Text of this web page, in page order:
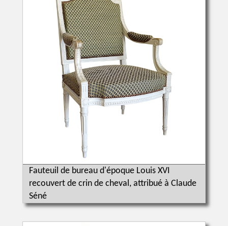
Fauteuil de bureau d'époque Louis XVI
recouvert de crin de cheval, attribué à Claude
Séné